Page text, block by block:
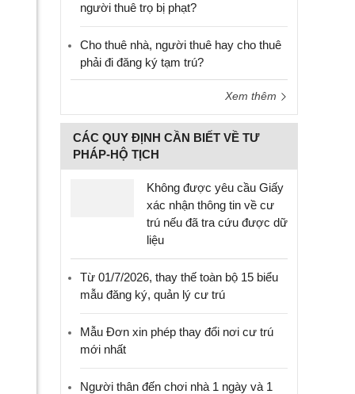
người thuê trọ bị phạt?
Cho thuê nhà, người thuê hay cho thuê
phải đi đăng ký tạm trú?
Xem thêm
CÁC QUY ĐỊNH CẦN BIẾT VỀ TƯ
PHÁP-HỘ TỊCH
Không được yêu cầu Giấy
xác nhận thông tin về cư
trú nếu đã tra cứu được dữ
liệu
Từ 01/7/2026, thay thế toàn bộ 15 biểu
mẫu đăng ký, quản lý cư trú
Mẫu Đơn xin phép thay đổi nơi cư trú
mới nhất
Người thân đến chơi nhà 1 ngày và 1